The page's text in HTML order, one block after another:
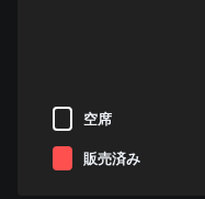
空席
販売済み